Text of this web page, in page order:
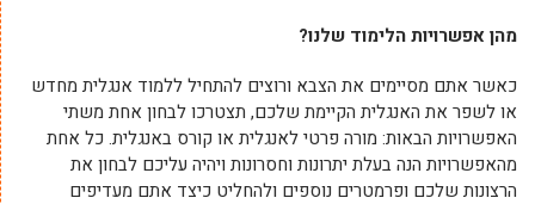
מהן אפשרויות הלימוד שלנו?
כאשר אתם מסיימים את הצבא ורוצים להתחיל ללמוד אנגלית מחדש
או לשפר את האנגלית הקיימת שלכם, תצטרכו לבחון אחת משתי
האפשרויות הבאות: מורה פרטי לאנגלית או קורס באנגלית. כל אחת
מהאפשרויות הנה בעלת יתרונות וחסרונות ויהיה עליכם לבחון את
הרצונות שלכם ופרמטרים נוספים ולהחליט כיצד אתם מעדיפים